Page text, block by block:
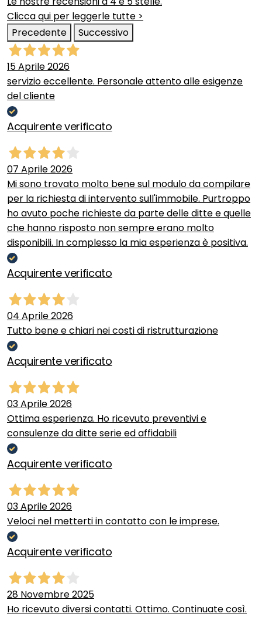
Clicca qui per leggerle tutte >
Precedente
Successivo
15 Aprile 2026
servizio eccellente. Personale attento alle esigenze
del cliente
Acquirente verificato
07 Aprile 2026
Mi sono trovato molto bene sul modulo da compilare
per la richiesta di intervento sull'immobile. Purtroppo
ho avuto poche richieste da parte delle ditte e quelle
che hanno risposto non sempre erano molto
disponibili. In complesso la mia esperienza è positiva.
Acquirente verificato
04 Aprile 2026
Tutto bene e chiari nei costi di ristrutturazione
Acquirente verificato
03 Aprile 2026
Ottima esperienza. Ho ricevuto preventivi e
consulenze da ditte serie ed affidabili
Acquirente verificato
03 Aprile 2026
Veloci nel metterti in contatto con le imprese.
Acquirente verificato
28 Novembre 2025
Ho ricevuto diversi contatti. Ottimo. Continuate così.